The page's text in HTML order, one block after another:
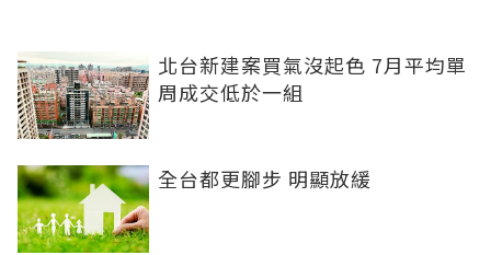
北台新建案買氣沒起色 7月平均單
周成交低於一組
全台都更腳步 明顯放緩